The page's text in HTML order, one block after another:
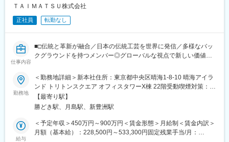
ドライバー採用に向けた普及活動、面談対応
現在はすでに取引のある法人顧客が中心です。主にケーブルテレ
ビ会社などのお客様を担当します。
ための調整や提案を行います。
※業務に慣れてきた段階で、業績拡大を目的とした新規顧客の開拓
■入社後
入社後は、送迎サービスの運営を支える業務から段階的に担当し
ます。
・健康診断の予約手配
・契約や各種事務処理
ＴＡＩＭＡＴＳＵ株式会社
正社員 転勤なし
仕事内容
■□伝統と革新が融合／日本の伝統工芸を世界に発信／多様なバッ
クグラウンドを持つメンバー◎グローバルな視点で新しい価値を
◎残業ほぼなし・有給取得率100%と、働きやすさも実感できる職
場です。「日本文化の魅力を広める仕事がしたい」「グローバル
な環境に身を置きたい」方へ！
■採用概要：
当社は自社ブランドの和包丁・日本酒や侍精神を重んじる体験教
室を通じて、「日本の伝統文化を再定義し次の世代へと伝えてい
く」べく取り組んでいます。日本文化を広めたい・深く探求した
勤務地
＜勤務地詳細＞新本社住所：東京都中央区晴海1-8-10 晴海アイラ
ンド トリトンスクエア オフィスタワーX棟 22階受動喫煙対策：屋
内全面禁煙変更の範囲：会社の定める事業所
【最寄り駅】
勝どき駅、月島駅、新豊洲駅
給与
＜予定年収＞450万円～900万円＜賃金形態＞月給制＜賃金内訳＞
月額（基本給）：228,500円～533,300円固定残業手当/月：